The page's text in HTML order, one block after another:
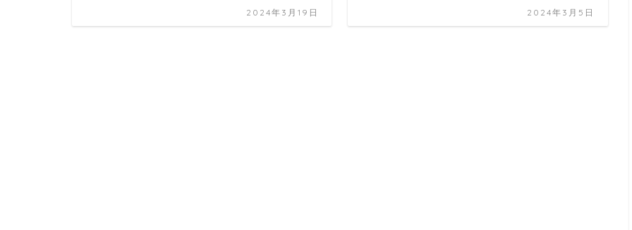
2024年3月19日 2024年3月5日